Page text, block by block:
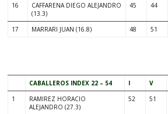
16
CAFFARENA DIEGO ALEJANDRO
(13.3)
45 44
17 MARRARI JUAN (16.8) 48 51
CABALLEROS INDEX 22 – 54 I V
1
RAMIREZ HORACIO
ALEJANDRO (27.3)
52 51